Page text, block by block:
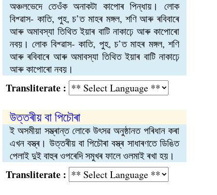
অঞ্চলভেদে তেওঁক অনাকটা কাপোৰ পিন্ধায়। লোক
বিশ্ৱাস- কাতি, পুহ, চ’ত মাহৰ মঙ্গল, শণি আৰু ৰবিবাৰে
আৰু অমাবস্যা তিথিত ইয়াৰ বাটি নাকাঢ়ে আৰু কাপোৰো
নবয়। লোক বিশ্ৱাস- কাতি, পুহ, চ’ত মাহৰ মঙ্গল, শণি
আৰু ৰবিবাৰে আৰু অমাবস্যা তিথিত ইয়াৰ বাটি নাকাঢ়ে
আৰু কাপোৰো নবয়।
:
উত্তৰীয় বা পিচৌৰা
ই অসমীয়া সম্ভ্ৰান্ত লোকে উৎসৱ অনুষ্ঠানত পৰিধান কৰা
এখন বস্ত্ৰ। উত্তৰীয় বা পিচৌৰা বস্ত্ৰ সাধাৰণতে ডিঙিত
পেলাই দুই বাহুৰ ওপৰেদি সমুখৰ ফালে ওলমাই ৰখা হয়।
: